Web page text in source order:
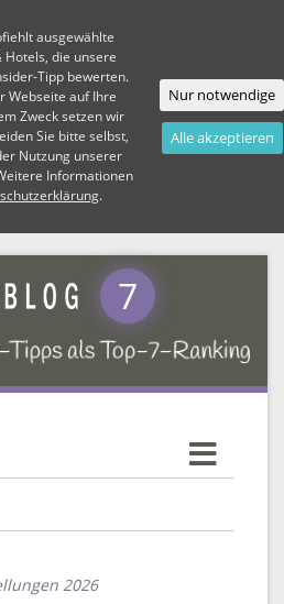
7
2026
ausgewählte
Hotels, die unsere
Tipp bewerten.
Webseite auf Ihre
Zweck setzen wir
Sie bitte selbst,
Nutzung unserer
Informationen
.
Nur notwendige
Alle akzeptieren